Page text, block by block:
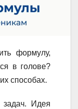
формулу,
в голове?
способах.
Идея